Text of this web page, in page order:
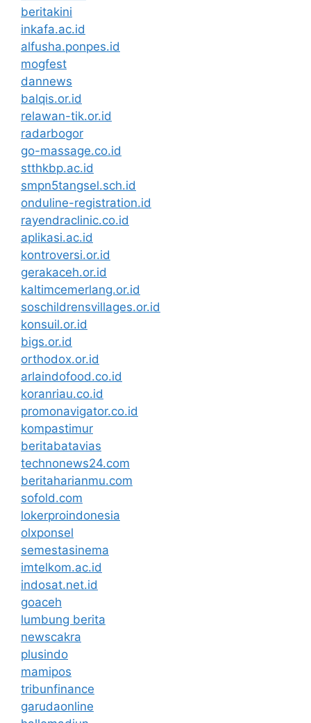
beritakini
inkafa.ac.id
alfusha.ponpes.id
mogfest
dannews
balqis.or.id
relawan-tik.or.id
radarbogor
go-massage.co.id
stthkbp.ac.id
smpn5tangsel.sch.id
onduline-registration.id
rayendraclinic.co.id
aplikasi.ac.id
kontroversi.or.id
gerakaceh.or.id
kaltimcemerlang.or.id
soschildrensvillages.or.id
konsuil.or.id
bigs.or.id
orthodox.or.id
arlaindofood.co.id
koranriau.co.id
promonavigator.co.id
kompastimur
beritabatavias
technonews24.com
beritaharianmu.com
sofold.com
lokerproindonesia
olxponsel
semestasinema
imtelkom.ac.id
indosat.net.id
goaceh
lumbung berita
newscakra
plusindo
mamipos
tribunfinance
garudaonline